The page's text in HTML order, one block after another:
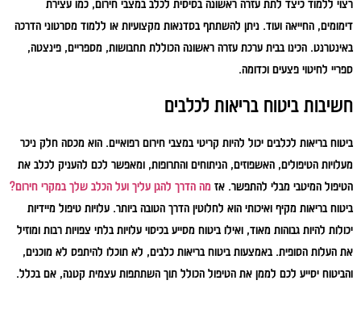
רצוי ללמוד כיצד לתת עזרה ראשונה בסיסית לכלב במצבי חירום, כמו עצירת
דימומים, החייאה ועוד. ניתן להשתתף בסדנאות מקצועיות או ללמוד מסרטוני הדרכה
באינטרנט. הכינו בבית ערכת עזרה ראשונה הכוללת תחבושות, מספריים, פינצטה,
ספריי לחיטוי פצעים וכדומה.
חשיבות ביטוח בריאות לכלבים
ביטוח בריאות לכלבים יכול להיות קריטי במצבי חירום רפואיים. הוא מכסה חלק ניכר
מעלויות הטיפולים, האשפוזים, הניתוחים והתרופות, ומאפשר לכם להעניק לכלב את
הטיפול המיטבי מבלי להתפשר. אז מה הדרך להגן עליך ועל הכלב שלך במקרי חירום?
ביטוח בריאות מקיף ואיכותי הוא לחלוטין הדרך הטובה ביותר. עלויות טיפול מיידיות
יכולות להיות גבוהות מאוד, ואילו ביטוח מסייע בכיסוי עלויות בלתי צפויות רבות ומוזיל
את העלות הסופית. באמצעות ביטוח בריאות כלבים, לא תוכלו להיתפס לא מוכנים,
והביטוח יסייע לכם לממן את הטיפול הכולל תוך השתתפות עצמית קטנה, אם בכלל.